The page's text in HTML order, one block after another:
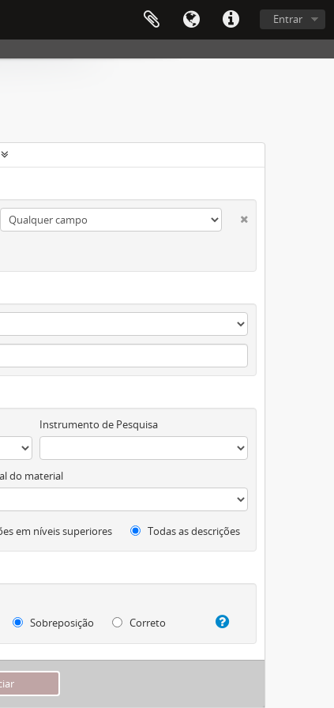
Entrar
Instrumento de Pesquisa
do material
em níveis superiores Todas as descrições
Sobreposição
Correto